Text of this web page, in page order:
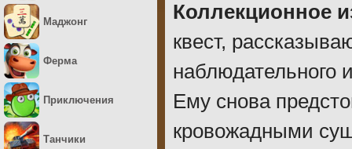
Коллекционное
квест,
наблюдательного
Ему снова
кровожадными
Маджонг
Ферма
Приключения
Танчики